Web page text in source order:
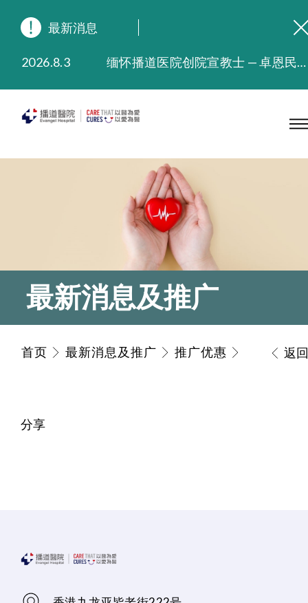
最新消息
2026.8.3
缅怀播道医院创院宣教士 — 卓恩民医生香港追思会
2025.9.23
本院在暴雨或台风警告信号 (包括黑色暴雨及8号或以上热带气旋警告信号) 下，仍会维持有限度服务。如有查询，可致电2711 5222。
2025.7.21
播道医院手机App已推出查阅病歷记录及求诊资料功能，请即下载
最新消息及推广
首页 最新消息及推广 推广优惠 返回
分享